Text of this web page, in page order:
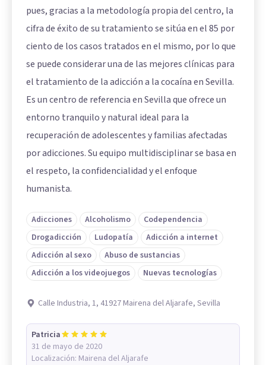
pues, gracias a la metodología propia del centro, la
cifra de éxito de su tratamiento se sitúa en el 85 por
ciento de los casos tratados en el mismo, por lo que
se puede considerar una de las mejores clínicas para
el tratamiento de la adicción a la cocaína en Sevilla.
Es un centro de referencia en Sevilla que ofrece un
entorno tranquilo y natural ideal para la
recuperación de adolescentes y familias afectadas
por adicciones. Su equipo multidisciplinar se basa en
el respeto, la confidencialidad y el enfoque
humanista.
Adicciones Alcoholismo
Codependencia
Drogadicción
Ludopatía
Adicción a internet
Adicción al sexo
Abuso de sustancias
Adicción a los videojuegos
Nuevas tecnologías
Calle Industria, 1, 41927 Mairena del Aljarafe, Sevilla
Patricia
31 de mayo de 2020
Localización: Mairena del Aljarafe